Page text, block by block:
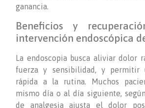
ganancia.
Beneficios y
intervención endoscópica
La endoscopia busca aliviar dolor
fuerza y sensibilidad, y permitir
rápida a la rutina. Muchos
mismo día o al día siguiente,
de analgesia ajusta el dolor